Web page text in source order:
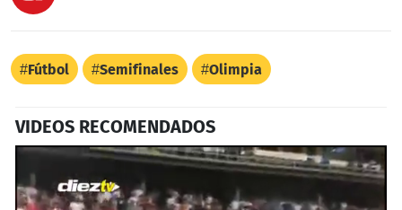
Fútbol Semifinales Olimpia
VIDEOS RECOMENDADOS